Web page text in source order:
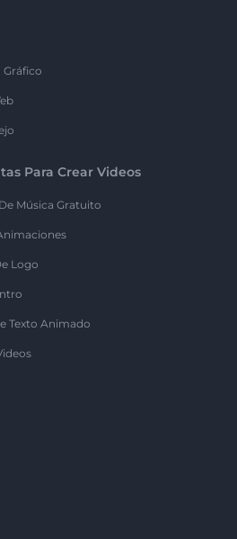
Gráfico
Para Crear Videos
Música Gratuito
Logo
Texto Animado